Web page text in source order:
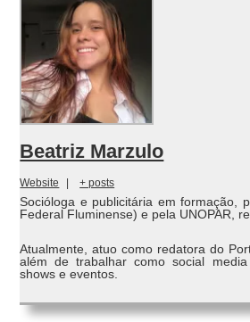
Beatriz Marzulo
Website + posts
Socióloga e publicitária em formação,
Federal Fluminense) e pela UNOPAR,
Atualmente, atuo como redatora do
além de trabalhar como social
shows e eventos.